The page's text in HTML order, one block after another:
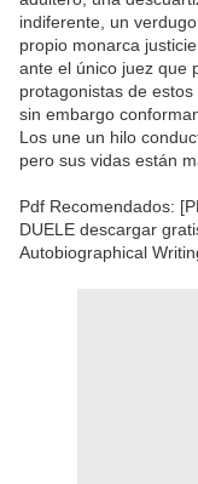
indiferente, un
propio monarca
ante el único juez que
protagonistas de
sin embargo
Los une un hilo
pero sus vidas están
Pdf Recomendados:
DUELE descargar
Autobiographical